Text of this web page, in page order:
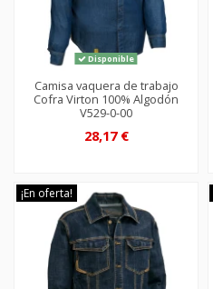
Disponible
Camisa vaquera de trabajo
Cofra Virton 100% Algodón
V529-0-00
28,17 €
¡En oferta!